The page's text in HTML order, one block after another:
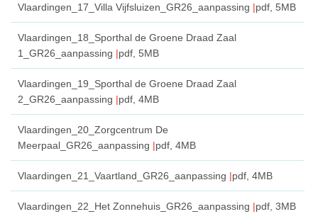
Vlaardingen_17_Villa Vijfsluizen_GR26_aanpassing pdf , 5MB
Vlaardingen_18_Sporthal de Groene Draad Zaal
1_GR26_aanpassing
pdf , 5MB
Vlaardingen_19_Sporthal de Groene Draad Zaal
2_GR26_aanpassing
pdf , 4MB
Vlaardingen_20_Zorgcentrum De
Meerpaal_GR26_aanpassing
pdf , 4MB
Vlaardingen_21_Vaartland_GR26_aanpassing pdf , 4MB
Vlaardingen_22_Het Zonnehuis_GR26_aanpassing pdf , 3MB